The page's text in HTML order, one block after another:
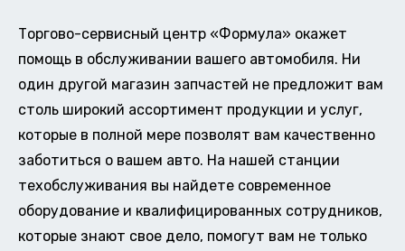
Торгово-сервисный центр «Формула» окажет
помощь в обслуживании вашего автомобиля. Ни
один другой магазин запчастей не предложит вам
столь широкий ассортимент продукции и услуг,
которые в полной мере позволят вам качественно
заботиться о вашем авто. На нашей станции
техобслуживания вы найдете современное
оборудование и квалифицированных сотрудников,
которые знают свое дело, помогут вам не только